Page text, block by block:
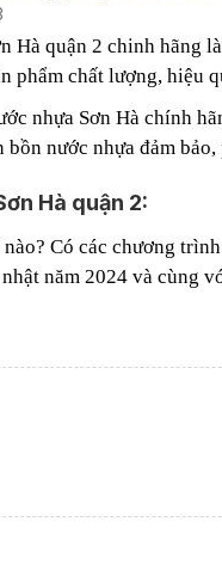
Hà quận 2 chinh hãng
phẩm chất lượng, hiệu
nhựa Sơn Hà chính
nước nhựa đảm bảo,
Hà quận 2:
nào? Có các chương
năm 2024 và cùng